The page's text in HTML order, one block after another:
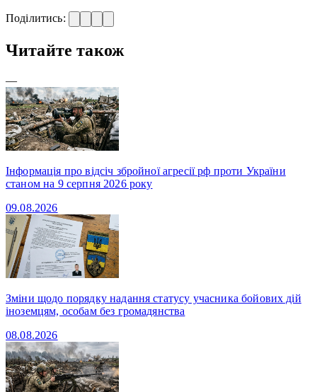
Поділитись:
Читайте також
—
Інформація про відсіч збройної агресії рф проти України
станом на 9 серпня 2026 року
09.08.2026
Зміни щодо порядку надання статусу учасника бойових дій
іноземцям, особам без громадянства
08.08.2026